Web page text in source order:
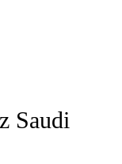
Saudi